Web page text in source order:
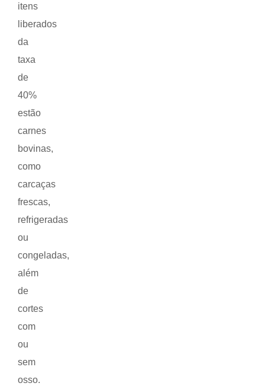
itens
liberados
da
taxa
de
40%
estão
carnes
bovinas,
como
carcaças
frescas,
refrigeradas
ou
congeladas,
além
de
cortes
com
ou
sem
osso.